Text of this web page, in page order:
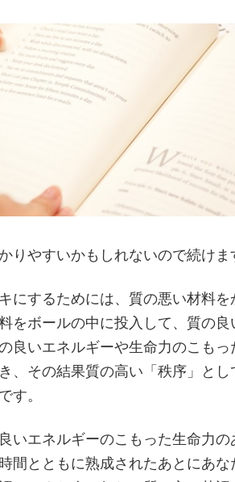
りやすいかもしれないので続けま
にするためには、質の悪い材料
をボールの中に投入して、質の
良いエネルギーや生命力のこも
、その結果質の高い「秩序」と
す。
いエネルギーのこもった生命力
間とともに熟成されたあとにあ